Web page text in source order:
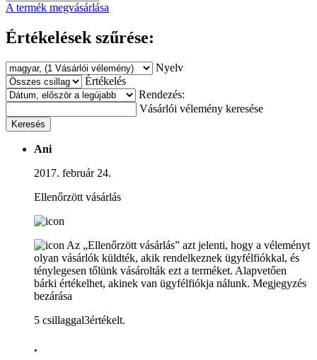
A termék megvásárlása
Értékelések szűrése:
Nyelv
Értékelés
Rendezés:
Vásárlói vélemény keresése
Keresés
Ani
2017. február 24.
Ellenőrzött vásárlás
Az „Ellenőrzött vásárlás” azt jelenti, hogy a véleményt
olyan vásárlók küldték, akik rendelkeznek ügyfélfiókkal, és
ténylegesen tőlünk vásárolták ezt a terméket. Alapvetően
bárki értékelhet, akinek van ügyfélfiókja nálunk. Megjegyzés
bezárása
5 csillaggal3értékelt.
.